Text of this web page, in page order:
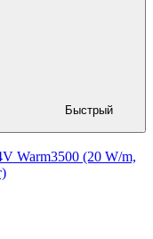
Быстрый
Warm3500 (20 W/m,